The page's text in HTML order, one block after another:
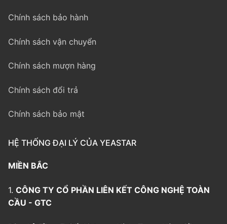
Chính sách bảo hành
Chính sách vận chuyển
Chính sách mượn hàng
Chính sách đổi trả
Chính sách bảo mật
HỆ THỐNG ĐẠI LÝ CỦA YEASTAR
MIỀN BẮC
1. CÔNG TY CỔ PHẦN LIÊN KẾT CÔNG NGHỆ TOÀN
CẦU - GTC